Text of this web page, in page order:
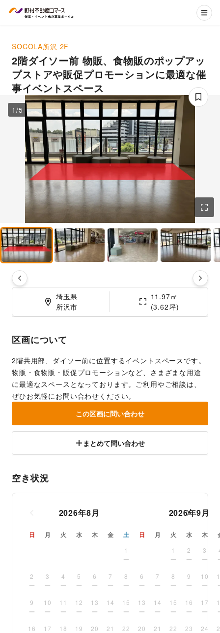
SOCOLA所沢 2F
2階ダイソー前 物販、食物販のポップアッ
プストアや販促プロモーションに最適な催
事イベントスペース
1 /5
埼玉県
所沢市
11.97㎡
(3.62坪)
区画について
2階共用部、ダイソー前に位置するイベントスペースです。
物販・食物販・販促プロモーションなど、さまざまな用途
に最適なスペースとなっております。ご利用やご相談は、
ぜひお気軽にお問い合わせください。
この区画に問い合わせ
まとめて問い合わせ
空き状況
2026年8月
日 月 火 水 木 金 土
1
2 3 4 5 6 7 8
9 10 11 12 13 14 15
16 17 18 19 20 21 22
2026年9月
日 月 火 水 木
1 2 3
6 7 8 9 10
13 14 15 16 17
20 21 22 23 24